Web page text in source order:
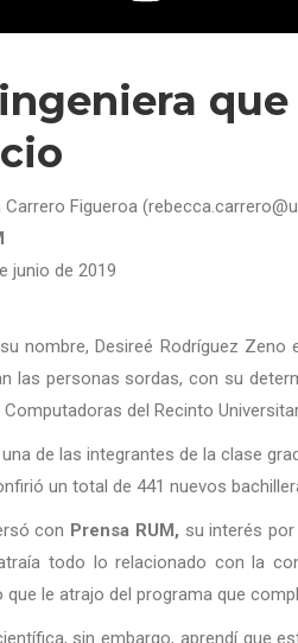
Carrero Figueroa
junio de 2019
nombre, Desireé Rodríguez
las personas sordas, con su
Computadoras del Recinto
de las integrantes de la clase
un total de 441 nuevos
con Prensa RUM, su interés
todo lo relacionado con la
que le atrajo del programa que
sin embargo, aprendí que